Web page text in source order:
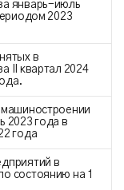
январь-июль
2023
в
II квартал 2024
2023 года в
года
в
состоянию на 1